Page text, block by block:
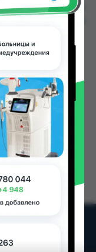
можно купить
№20 по цене